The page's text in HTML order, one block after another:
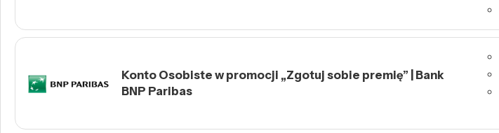
Konto Osobiste w promocji „Zgotuj sobie premię” | Bank
BNP Paribas